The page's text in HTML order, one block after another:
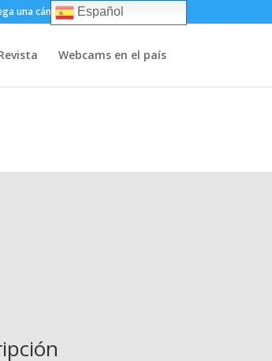
una cámara Sobre
Webcams en el país
Español